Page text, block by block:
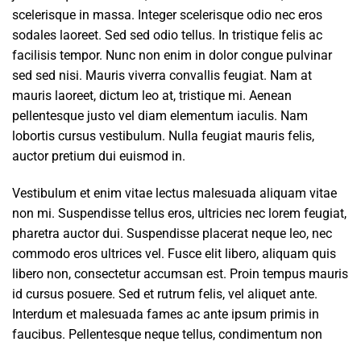
scelerisque in massa. Integer scelerisque odio nec eros
sodales laoreet. Sed sed odio tellus. In tristique felis ac
facilisis tempor. Nunc non enim in dolor congue pulvinar
sed sed nisi. Mauris viverra convallis feugiat. Nam at
mauris laoreet, dictum leo at, tristique mi. Aenean
pellentesque justo vel diam elementum iaculis. Nam
lobortis cursus vestibulum. Nulla feugiat mauris felis,
auctor pretium dui euismod in.
Vestibulum et enim vitae lectus malesuada aliquam vitae
non mi. Suspendisse tellus eros, ultricies nec lorem feugiat,
pharetra auctor dui. Suspendisse placerat neque leo, nec
commodo eros ultrices vel. Fusce elit libero, aliquam quis
libero non, consectetur accumsan est. Proin tempus mauris
id cursus posuere. Sed et rutrum felis, vel aliquet ante.
Interdum et malesuada fames ac ante ipsum primis in
faucibus. Pellentesque neque tellus, condimentum non